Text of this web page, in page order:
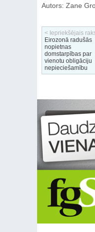
Autors: Zane
< Iepriekšējais
Eirozonā radušās
nopietnas
domstarpības par
vienotu obligāciju
nepieciešamību